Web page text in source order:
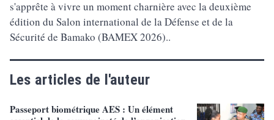
s'apprête à vivre un moment charnière avec la deuxième
édition du Salon international de la Défense et de la
Sécurité de Bamako (BAMEX 2026)..
Les articles de l'auteur
Passeport biométrique AES : Un élément